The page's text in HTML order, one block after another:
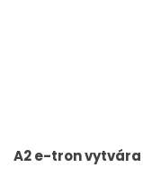
A2 e-tron